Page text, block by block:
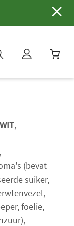
,
(bevat
suiker,
foelie,